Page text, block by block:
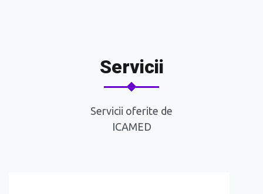
Servicii
Servicii oferite de
ICAMED